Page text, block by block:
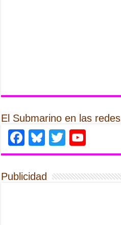
El Submarino en las redes
Facebook
Bluesky
Twitter
Publicidad